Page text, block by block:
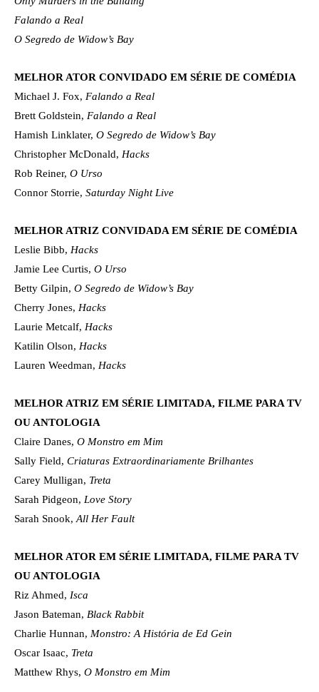
Falando a Real
O Segredo de Widow’s Bay
MELHOR ATOR CONVIDADO EM SÉRIE DE COMÉDIA
Michael J. Fox, Falando a Real
Brett Goldstein, Falando a Real
Hamish Linklater, O Segredo de Widow’s Bay
Christopher McDonald, Hacks
Rob Reiner, O Urso
Connor Storrie, Saturday Night Live
MELHOR ATRIZ CONVIDADA EM SÉRIE DE COMÉDIA
Leslie Bibb, Hacks
Jamie Lee Curtis, O Urso
Betty Gilpin, O Segredo de Widow’s Bay
Cherry Jones, Hacks
Laurie Metcalf, Hacks
Katilin Olson, Hacks
Lauren Weedman, Hacks
MELHOR ATRIZ EM SÉRIE LIMITADA, FILME PARA TV
OU ANTOLOGIA
Claire Danes, O Monstro em Mim
Sally Field, Criaturas Extraordinariamente Brilhantes
Carey Mulligan, Treta
Sarah Pidgeon, Love Story
Sarah Snook, All Her Fault
MELHOR ATOR EM SÉRIE LIMITADA, FILME PARA TV
OU ANTOLOGIA
Riz Ahmed, Isca
Jason Bateman, Black Rabbit
Charlie Hunnan, Monstro: A História de Ed Gein
Oscar Isaac, Treta
Matthew Rhys, O Monstro em Mim